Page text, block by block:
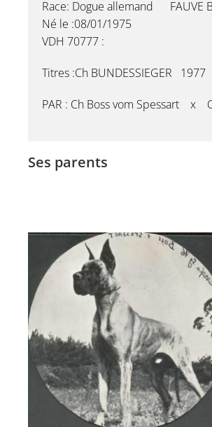
Race: Dogue allemand FAUVE
Né le :08/01/1975
VDH 70777 :
Titres :Ch BUNDESSIEGER 1977
PAR : Ch Boss vom Spessart x
Ses parents